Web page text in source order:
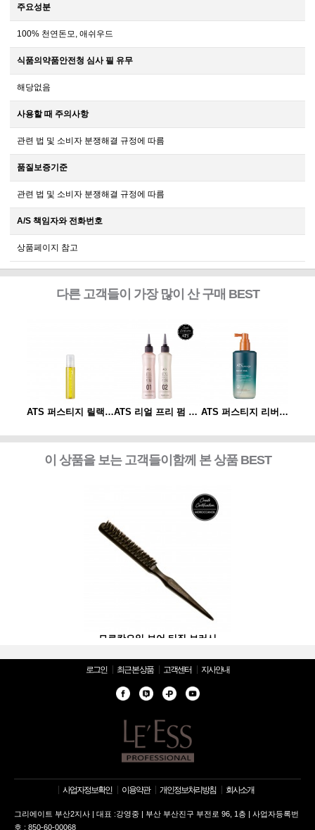
주요성분
100% 천연돈모, 애쉬우드
식품의약품안전청 심사 필 유무
해당없음
사용할 때 주의사항
관련 법 및 소비자 분쟁해결 규정에 따름
품질보증기준
관련 법 및 소비자 분쟁해결 규정에 따름
A/S 책임자와 전화번호
상품페이지 참고
다른 고객들이 가장 많이 산 구매 BEST
ATS 퍼스티지 릴랙싱 스파오일 10ml ATS 리얼 프리 펌 1제/2제 ATS 퍼스티지 리버시 토닉 140ml
이 상품을 보는 고객들이함께 본 상품 BEST
모로칸오일 보어 티징 브러시
로그인 최근 본 상품 고객센터 지사안내
사업자정보확인 이용약관 개인정보처리방침 회사소개
그리에이트 부산2지사 | 대표 :강영중 | 부산 부산진구 부전로 96, 1층 | 사업자등록번
호 : 850-60-00068